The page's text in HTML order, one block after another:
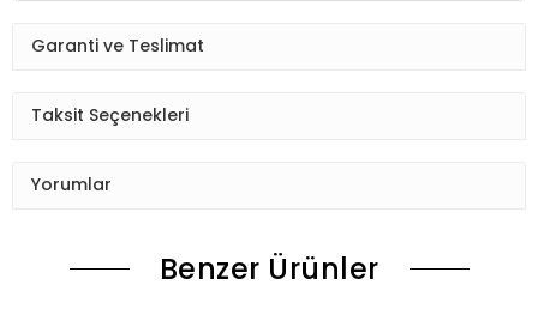
Garanti ve Teslimat
Taksit Seçenekleri
Yorumlar
Benzer Ürünler